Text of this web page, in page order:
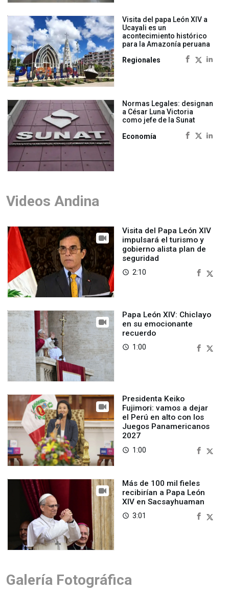
Visita del papa León XIV a
Ucayali es un
acontecimiento histórico
para la Amazonía peruana
Regionales
Normas Legales: designan
a César Luna Victoria
como jefe de la Sunat
Economía
Videos Andina
Visita del Papa León XIV
impulsará el turismo y
gobierno alista plan de
seguridad
access_time 2:10
Papa León XIV: Chiclayo
en su emocionante
recuerdo
access_time 1:00
Presidenta Keiko
Fujimori: vamos a dejar
el Perú en alto con los
Juegos Panamericanos
2027
access_time 1:00
Más de 100 mil fieles
recibirían a Papa León
XIV en Sacsayhuaman
access_time 3:01
Galería Fotográfica